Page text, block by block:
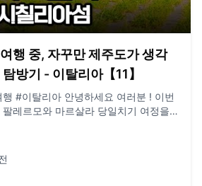
스를 타고 세계여행 중입니다. 유튜브
소, 형태의 집을 이동하면서 사는 저희
간입니다. e-mail.
jigeumgernail@gmail.com / BGM. artlist.io
행 중, 자꾸만 제주도가 생각
방기 - 이탈리아【11】
녕하세요 여러분 ! 이번
레르모와 마르살라 당일치기 여정을
비교(?) 아닌 비교를 하면서 돌아다녔던
제 시칠리아도 마무리 되어가고 곧 튀
드릴 수 있을 것 같습니다. 그럼 시
상에서 뵙겠습니다 ! **구독, 댓